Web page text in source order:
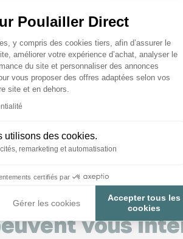
Poulailler Direct
Gestion du
y compris des cookies tiers, afin d’assurer le
améliorer votre expérience d’achat, analyser le
du site et personnaliser des annonces
vous proposer des offres adaptées selon vos
site et en dehors.
utilisons des cookies.
remarketing et automatisation
certifiés par
Gérer les cookies
Accepter tous les
cookies
Axeptio consent
vous